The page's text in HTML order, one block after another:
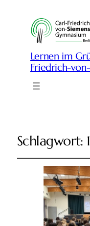
Lernen im
Friedrich-
Schlagwort: